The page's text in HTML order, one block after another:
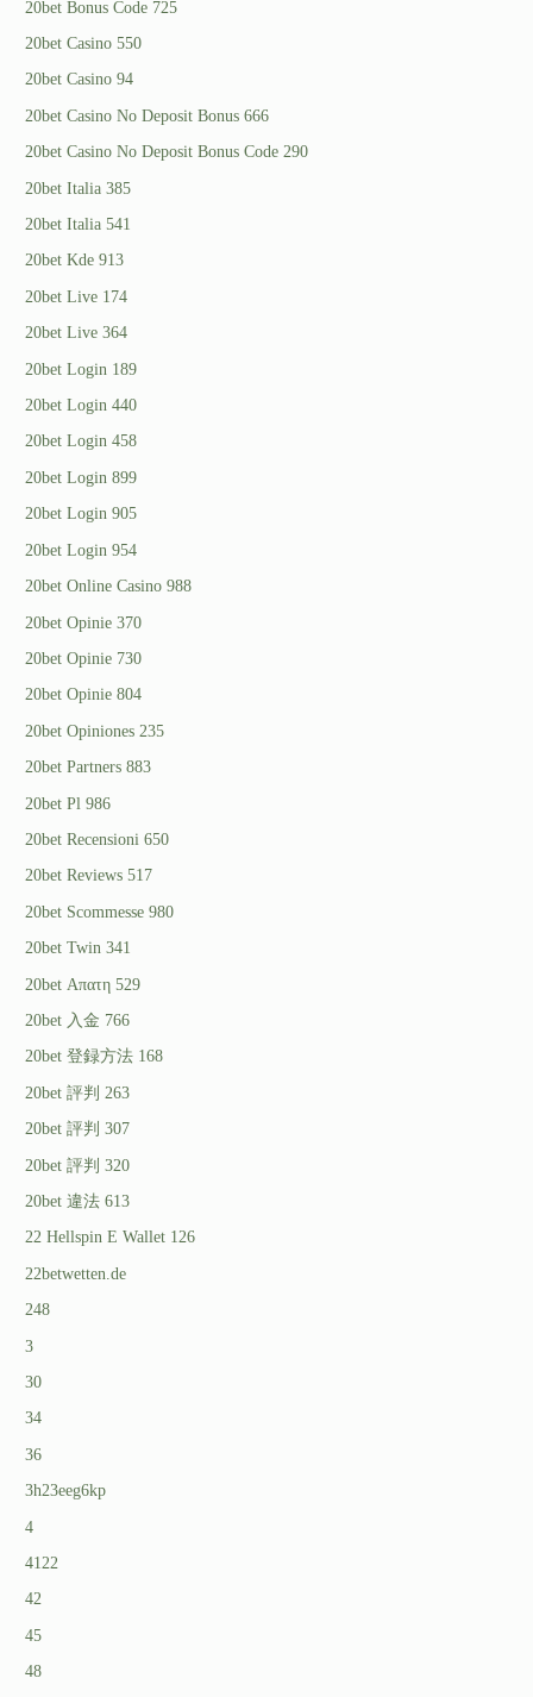
20bet Bonus Code 725
20bet Casino 550
20bet Casino 94
20bet Casino No Deposit Bonus 666
20bet Casino No Deposit Bonus Code 290
20bet Italia 385
20bet Italia 541
20bet Kde 913
20bet Live 174
20bet Live 364
20bet Login 189
20bet Login 440
20bet Login 458
20bet Login 899
20bet Login 905
20bet Login 954
20bet Online Casino 988
20bet Opinie 370
20bet Opinie 730
20bet Opinie 804
20bet Opiniones 235
20bet Partners 883
20bet Pl 986
20bet Recensioni 650
20bet Reviews 517
20bet Scommesse 980
20bet Twin 341
20bet Απατη 529
20bet 入金 766
20bet 登録方法 168
20bet 評判 263
20bet 評判 307
20bet 評判 320
20bet 違法 613
22 Hellspin E Wallet 126
22betwetten.de
248
3
30
34
36
3h23eeg6kp
4
4122
42
45
48